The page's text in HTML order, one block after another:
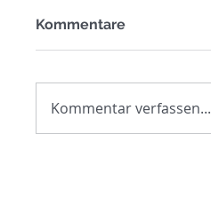
Kommentare
Kommentar verfassen...